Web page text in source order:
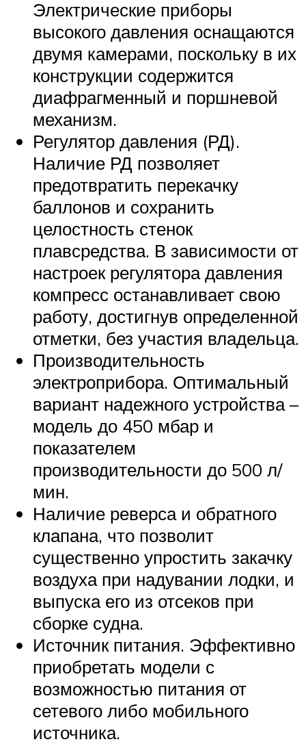
Электрические приборы
высокого давления оснащаются
двумя камерами, поскольку в их
конструкции содержится
диафрагменный и поршневой
механизм.
Регулятор давления (РД).
Наличие РД позволяет
предотвратить перекачку
баллонов и сохранить
целостность стенок
плавсредства. В зависимости от
настроек регулятора давления
компресс останавливает свою
работу, достигнув определенной
отметки, без участия владельца.
Производительность
электроприбора. Оптимальный
вариант надежного устройства –
модель до 450 мбар и
показателем
производительности до 500 л/
мин.
Наличие реверса и обратного
клапана, что позволит
существенно упростить закачку
воздуха при надувании лодки, и
выпуска его из отсеков при
сборке судна.
Источник питания. Эффективно
приобретать модели с
возможностью питания от
сетевого либо мобильного
источника.